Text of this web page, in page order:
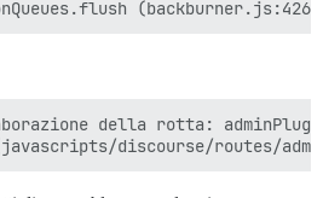
della rotta: